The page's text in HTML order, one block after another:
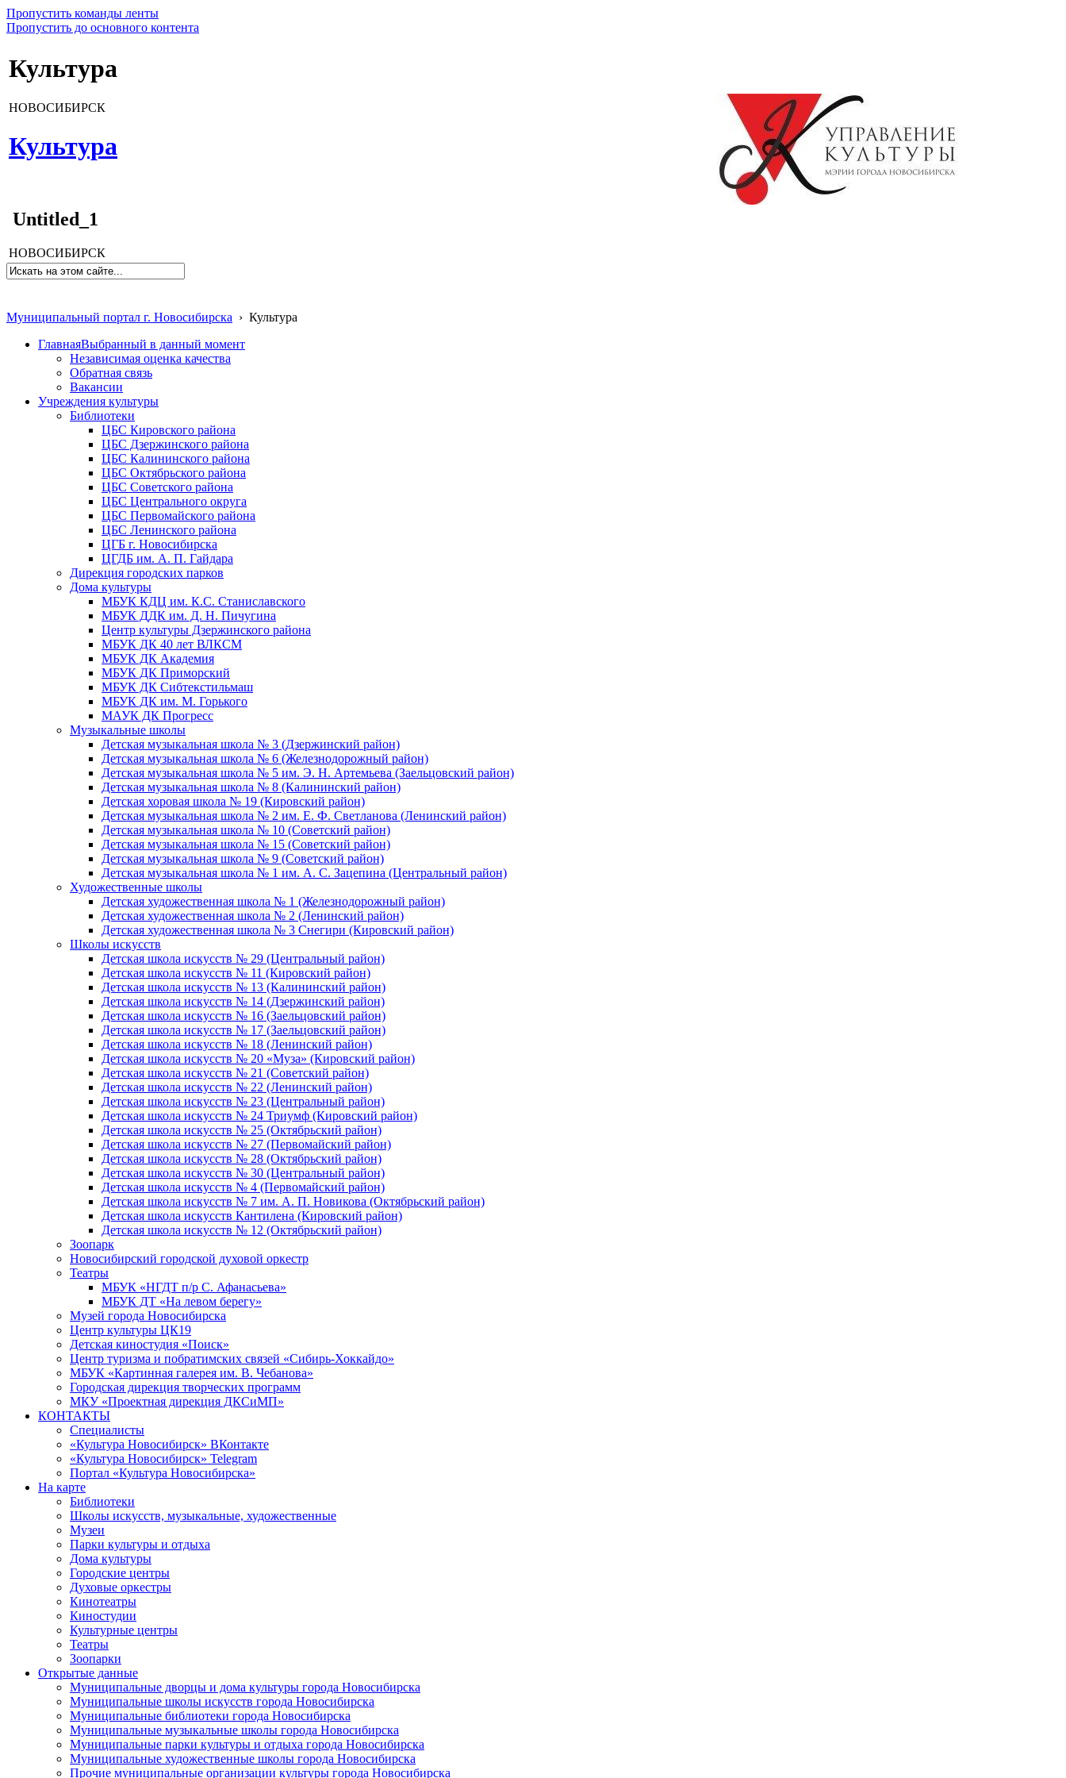
Пропустить команды ленты
Пропустить до основного контента
Культура
НОВОСИБИРСК
Культура
Untitled_1
НОВОСИБИРСК
Муниципальный портал г. Новосибирска › Культура
ГлавнаяВыбранный в данный момент
Независимая оценка качества
Обратная связь
Вакансии
Учреждения культуры
Библиотеки
ЦБС Кировского района
ЦБС Дзержинского района
ЦБС Калининского района
ЦБС Октябрьского района
ЦБС Советского района
ЦБС Центрального округа
ЦБС Первомайского района
ЦБС Ленинского района
ЦГБ г. Новосибирска
ЦГДБ им. А. П. Гайдара
Дирекция городских парков
Дома культуры
МБУК КДЦ им. К.С. Станиславского
МБУК ДДК им. Д. Н. Пичугина
Центр культуры Дзержинского района
МБУК ДК 40 лет ВЛКСМ
МБУК ДК Академия
МБУК ДК Приморский
МБУК ДК Сибтекстильмаш
МБУК ДК им. М. Горького
МАУК ДК Прогресс
Музыкальные школы
Детская музыкальная школа № 3 (Дзержинский район)
Детская музыкальная школа № 6 (Железнодорожный район)
Детская музыкальная школа № 5 им. Э. Н. Артемьева (Заельцовский район)
Детская музыкальная школа № 8 (Калининский район)
Детская хоровая школа № 19 (Кировский район)
Детская музыкальная школа № 2 им. Е. Ф. Светланова (Ленинский район)
Детская музыкальная школа № 10 (Советский район)
Детская музыкальная школа № 15 (Советский район)
Детская музыкальная школа № 9 (Советский район)
Детская музыкальная школа № 1 им. А. С. Зацепина (Центральный район)
Художественные школы
Детская художественная школа № 1 (Железнодорожный район)
Детская художественная школа № 2 (Ленинский район)
Детская художественная школа № 3 Снегири (Кировский район)
Школы искусств
Детская школа искусств № 29 (Центральный район)
Детская школа искусств № 11 (Кировский район)
Детская школа искусств № 13 (Калининский район)
Детская школа искусств № 14 (Дзержинский район)
Детская школа искусств № 16 (Заельцовский район)
Детская школа искусств № 17 (Заельцовский район)
Детская школа искусств № 18 (Ленинский район)
Детская школа искусств № 20 «Муза» (Кировский район)
Детская школа искусств № 21 (Советский район)
Детская школа искусств № 22 (Ленинский район)
Детская школа искусств № 23 (Центральный район)
Детская школа искусств № 24 Триумф (Кировский район)
Детская школа искусств № 25 (Октябрьский район)
Детская школа искусств № 27 (Первомайский район)
Детская школа искусств № 28 (Октябрьский район)
Детская школа искусств № 30 (Центральный район)
Детская школа искусств № 4 (Первомайский район)
Детская школа искусств № 7 им. А. П. Новикова (Октябрьский район)
Детская школа искусств Кантилена (Кировский район)
Детская школа искусств № 12 (Октябрьский район)
Зоопарк
Новосибирский городской духовой оркестр
Театры
МБУК «НГДТ п/р С. Афанасьева»
МБУК ДТ «На левом берегу»
Музей города Новосибирска
Центр культуры ЦК19
Детская киностудия «Поиск»
Центр туризма и побратимских связей «Сибирь-Хоккайдо»
МБУК «Картинная галерея им. В. Чебанова»
Городская дирекция творческих программ
МКУ «Проектная дирекция ДКСиМП»
КОНТАКТЫ
Специалисты
«Культура Новосибирск» ВКонтакте
«Культура Новосибирск» Telegram
Портал «Культура Новосибирска»
На карте
Библиотеки
Школы искусств, музыкальные, художественные
Музеи
Парки культуры и отдыха
Дома культуры
Городские центры
Духовые оркестры
Кинотеатры
Киностудии
Культурные центры
Театры
Зоопарки
Открытые данные
Муниципальные дворцы и дома культуры города Новосибирска
Муниципальные школы искусств города Новосибирска
Муниципальные библиотеки города Новосибирска
Муниципальные музыкальные школы города Новосибирска
Муниципальные парки культуры и отдыха города Новосибирска
Муниципальные художественные школы города Новосибирска
Прочие муниципальные организации культуры города Новосибирска